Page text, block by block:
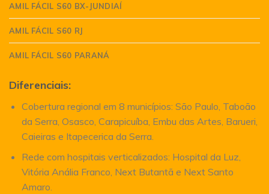
AMIL FÁCIL S60 BX-JUNDIAÍ
AMIL FÁCIL S60 RJ
AMIL FÁCIL S60 PARANÁ
Diferenciais:
Cobertura regional em 8 municípios: São Paulo, Taboão
da Serra, Osasco, Carapicuíba, Embu das Artes, Barueri,
Caieiras e Itapecerica da Serra.
Rede com hospitais verticalizados: Hospital da Luz,
Vitória Anália Franco, Next Butantã e Next Santo
Amaro.